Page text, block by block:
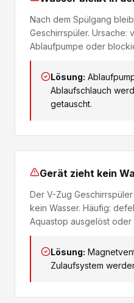
Nach dem Spülgang
Geschirrspüler.
Ablaufpumpe oder
Lösung:
Ablaufschlauch
getauscht.
Gerät zieht kein
Der V-Zug
kein Wasser. Häufig:
Aquastop ausgelöst oder
Lösung:
Zulaufsystem